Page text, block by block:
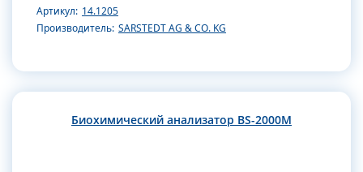
Артикул: 14.1205
Производитель: SARSTEDT AG & CO. KG
Биохимический анализатор BS-2000M